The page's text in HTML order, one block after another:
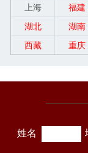
上海 福建
湖北 湖南
西藏 重庆
姓名